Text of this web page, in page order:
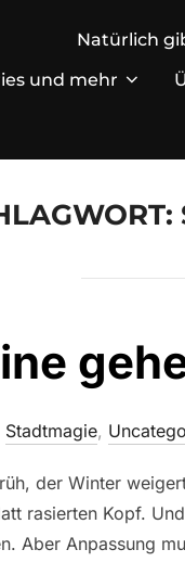
Natürlich
und mehr
Stadtmagie,
der Winter
rasierten Kopf.
Aber Anpassung